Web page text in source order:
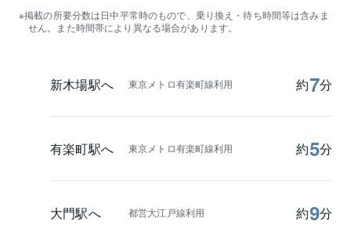
掲載の所要分数は日中平常時のもので、乗り換え・待ち時間等は含みま
せん。また時間帯により異なる場合があります。
新木場駅へ 東京メトロ有楽町線利用 約7分
有楽町駅へ 東京メトロ有楽町線利用 約5分
大門駅へ 都営大江戸線利用 約9分